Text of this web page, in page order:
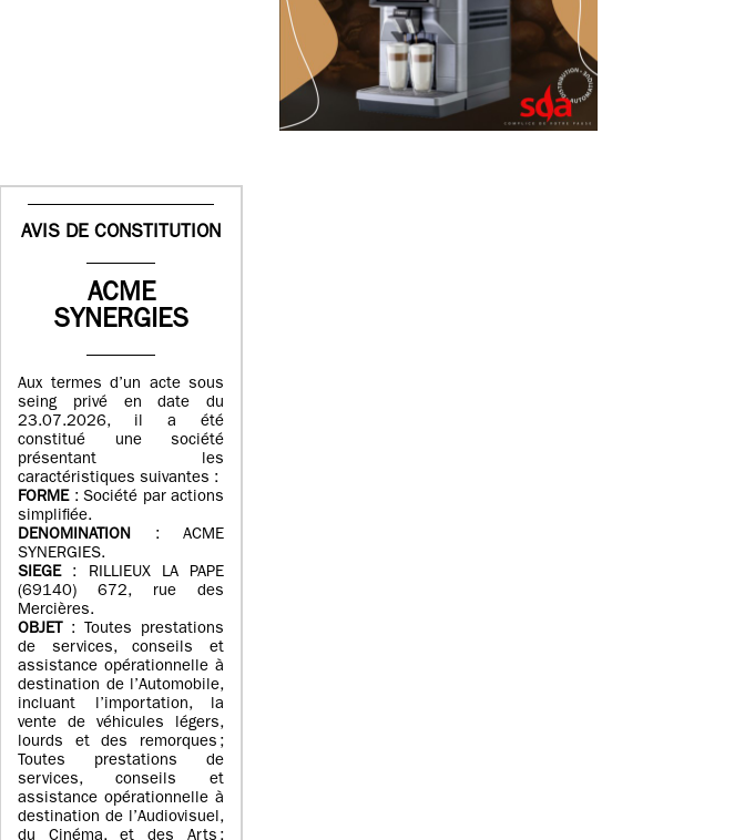
AVIS DE CONSTITUTION
ACME
SYNERGIES
Aux termes d’un acte sous
seing privé en date du
23.07.2026, il a été
constitué une société
présentant les
caractéristiques suivantes :
FORME: Société par actions
simplifiée.
DENOMINATION : ACME
SYNERGIES.
SIEGE: RILLIEUX LA PAPE
(69140) 672, rue des
Mercières.
OBJET : Toutes prestations
de services, conseils et
assistance opérationnelle à
destination de l’Automobile,
incluant l’importation, la
vente de véhicules légers,
lourds et des remorques ;
Toutes prestations de
services, conseils et
assistance opérationnelle à
destination de l’Audiovisuel,